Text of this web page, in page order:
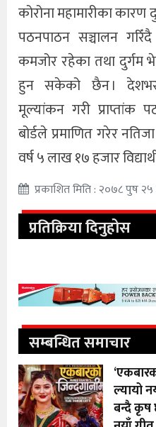
कोरोना महामारीका कारण
पठनपाठन सञ्चालन
कमजोर रहेका तथा दुर्गम
हुन सकेको छैन ।
मूल्यांकन गरी प्राप्तांक
बोर्डले प्रमाणित गरेर
वर्ष ५ लाख १७ हजार
प्रकाशित मिति : २०७८ पुष
प्रतिक्रिया दिनुहोस
सम्बन्धित समाचार
ल्यायो
बन्दै कृष